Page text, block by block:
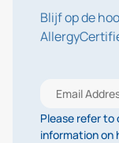
Blijf op de
Please refer
information on